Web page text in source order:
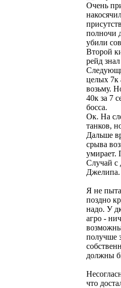
Очень
полночи
убили
Второй
рейд
целых 7к
возьму.
40к за 7
босса.
Ок. На
танков,
Дальше
срыва
умирает.
Случай с
Джелипа.
Я не
поздно
надо. У
агро -
получше
должны
что